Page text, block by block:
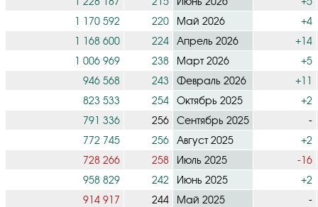
1 170 592
220 Май 2026
+4
1 168 600
224 Апрель 2026
+14
1 006 969
238 Март 2026
+5
946 568
243 Февраль 2026
+11
823 533
254 Октябрь 2025
+2
791 336
256 Сентябрь 2025
-
772 745
256 Август 2025
+2
728 266
258 Июль 2025
-16
958 829
242 Июнь 2025
+2
914 917
244 Май 2025
-